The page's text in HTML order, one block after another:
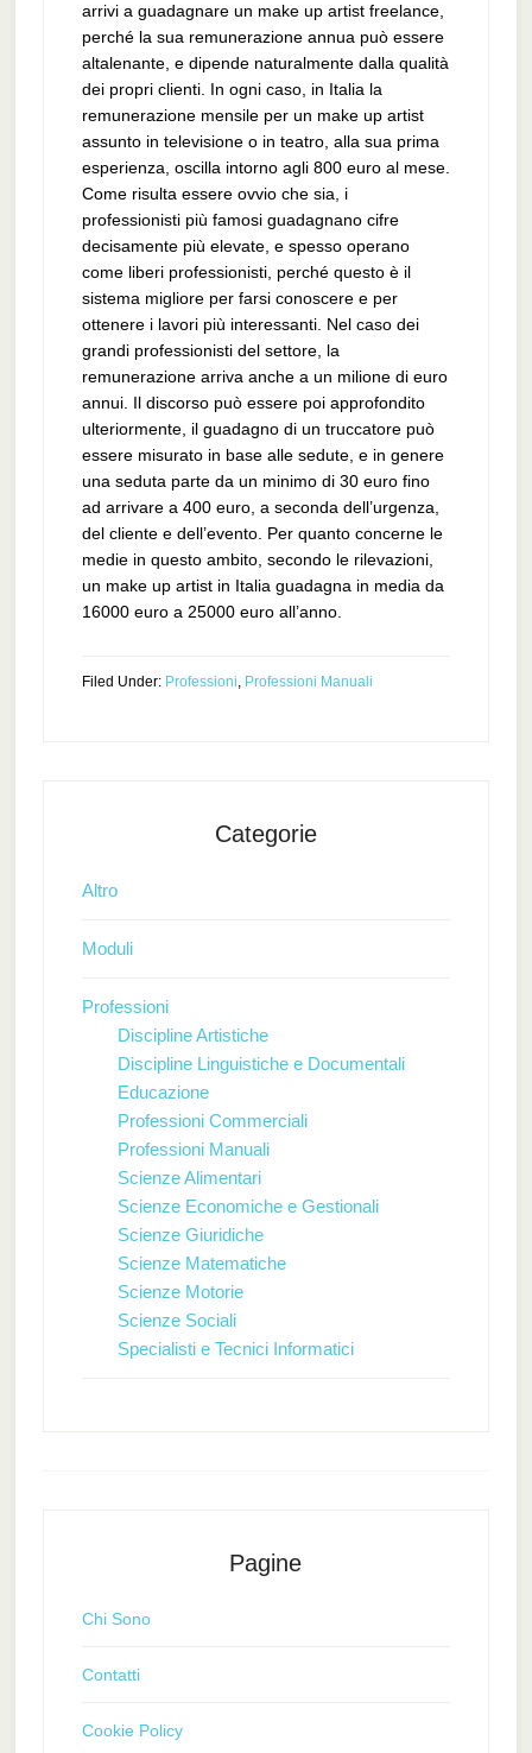
arrivi a guadagnare un make up artist freelance,
perché la sua remunerazione annua può essere
altalenante, e dipende naturalmente dalla qualità
dei propri clienti. In ogni caso, in Italia la
remunerazione mensile per un make up artist
assunto in televisione o in teatro, alla sua prima
esperienza, oscilla intorno agli 800 euro al mese.
Come risulta essere ovvio che sia, i
professionisti più famosi guadagnano cifre
decisamente più elevate, e spesso operano
come liberi professionisti, perché questo è il
sistema migliore per farsi conoscere e per
ottenere i lavori più interessanti. Nel caso dei
grandi professionisti del settore, la
remunerazione arriva anche a un milione di euro
annui. Il discorso può essere poi approfondito
ulteriormente, il guadagno di un truccatore può
essere misurato in base alle sedute, e in genere
una seduta parte da un minimo di 30 euro fino
ad arrivare a 400 euro, a seconda dell’urgenza,
del cliente e dell’evento. Per quanto concerne le
medie in questo ambito, secondo le rilevazioni,
un make up artist in Italia guadagna in media da
16000 euro a 25000 euro all’anno.
Filed Under: Professioni, Professioni Manuali
Categorie
Altro
Moduli
Professioni
Discipline Artistiche
Discipline Linguistiche e Documentali
Educazione
Professioni Commerciali
Professioni Manuali
Scienze Alimentari
Scienze Economiche e Gestionali
Scienze Giuridiche
Scienze Matematiche
Scienze Motorie
Scienze Sociali
Specialisti e Tecnici Informatici
Pagine
Chi Sono
Contatti
Cookie Policy